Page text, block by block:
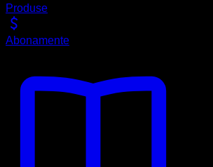
Produse
Abonamente